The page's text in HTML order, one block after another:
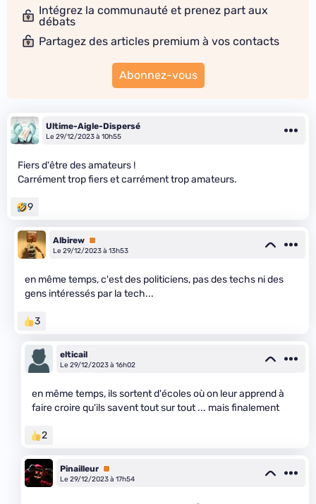
Intégrez la communauté et prenez part aux
débats
Partagez des articles premium à vos contacts
Abonnez-vous
Ultime-Aigle-Dispersé
Le 29/12/2023 à 10h55
Fiers d'être des amateurs !
Carrément trop fiers et carrément trop amateurs.
9
Albirew Premium
Le 29/12/2023 à 13h53
en même temps, c'est des politiciens, pas des techs ni des
gens intéressés par la tech...
3
elticail
Le 29/12/2023 à 16h02
en même temps, ils sortent d'écoles où on leur apprend à
faire croire qu'ils savent tout sur tout ... mais finalement
2
Pinailleur Premium
Le 29/12/2023 à 17h54